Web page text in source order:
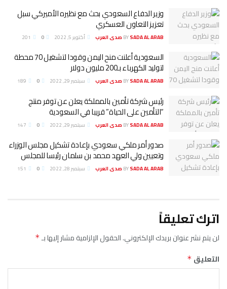
وزير الدفاع السعودي بحث مع نظيره الأميركي سبل
تعزيز التعاون العسكري
BYSADA AL ARAB صدى العرب أكتوبر 5, 2022
السعودية أعلنت منح اليمن وقودا لتشغيل 70 محطة
لتوليد الكهرباء بـ200 مليون دولار
BYSADA AL ARAB صدى العرب سبتمبر 29, 2022
‏رئيس شركة تأمين بالمملكة يعلن عن توفر منتج
“التأمين على الحياة” قريبا في السعودية
BYSADA AL ARAB صدى العرب سبتمبر 29, 2022
صدور أمر ملكي سعودي بإعادة تشكيل مجلس الوزراء
وتعيين ولي العهد محمد بن سلمان رئيسا للمجلس
BYSADA AL ARAB صدى العرب سبتمبر 28, 2022
اترك تعليقاً
لن يتم نشر عنوان بريدك الإلكتروني.الحقول الإلزامية مشار إليها بـ*
التعليق *